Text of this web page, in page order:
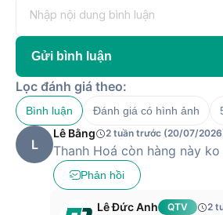
Gửi bình luận
Lọc đánh giá theo:
Bình luận Đánh giá có hình ảnh
L
Lê Bằng 2 tuần trước (20/07/
Thanh Hoá còn hàng này ko
Phản hồi
Lê Đức Anh QTV 2